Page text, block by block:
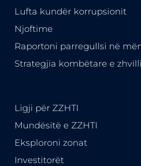
Lufta kundër korrupsionit
Njoftime
Raportoni parregullsi në
Strategjia kombëtare e
Ligji për ZZHTI
Mundësitë e ZZHTI
Eksploroni zonat
Investitorët